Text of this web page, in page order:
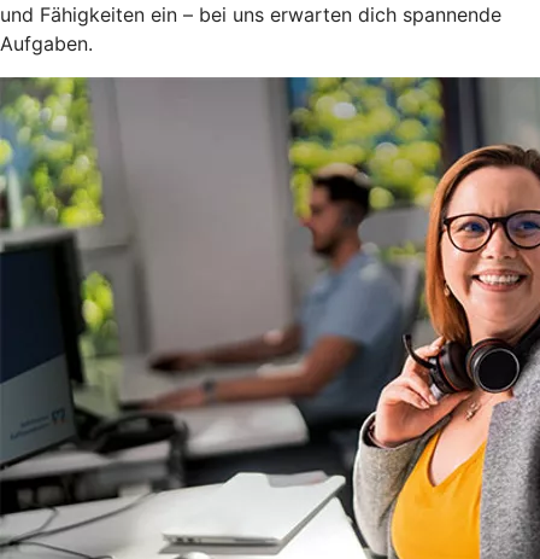
und Fähigkeiten ein – bei uns erwarten dich spannende
Aufgaben.